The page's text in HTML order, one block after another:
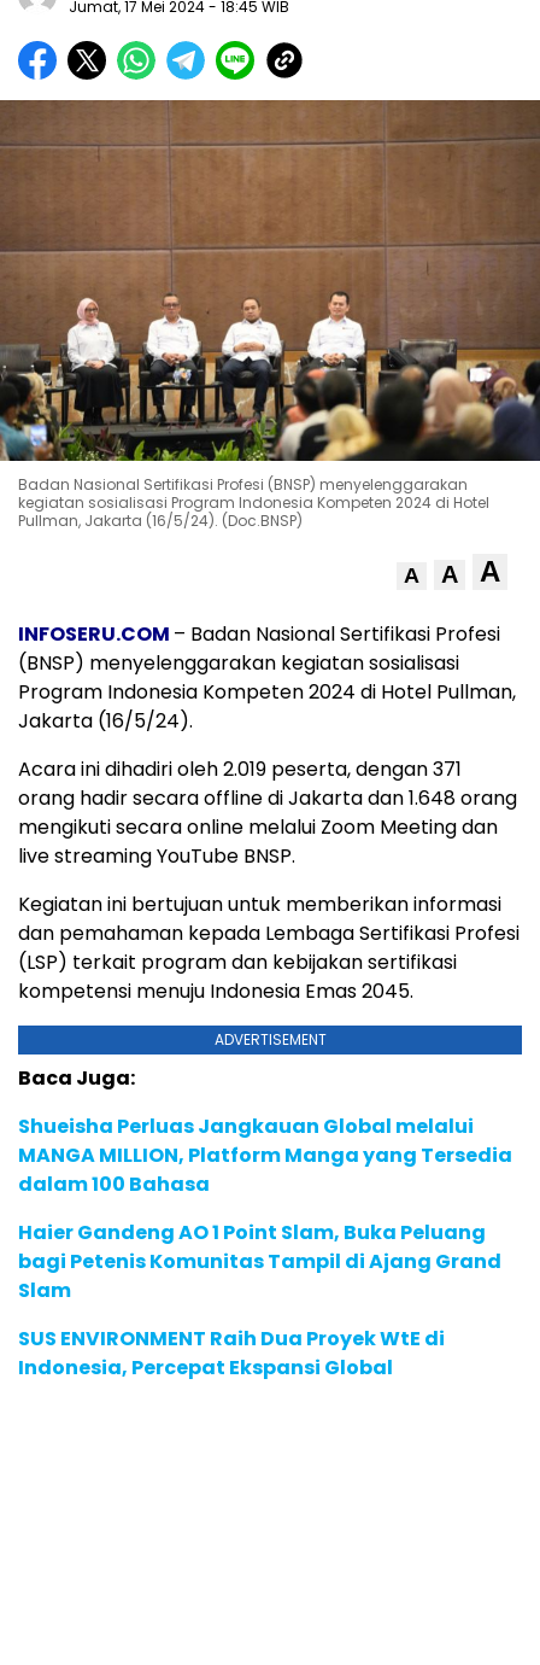
Jumat, 17 Mei 2024- 18:45 WIB
Badan Nasional Sertifikasi Profesi (BNSP) menyelenggarakan
kegiatan sosialisasi Program Indonesia Kompeten 2024 di Hotel
Pullman, Jakarta (16/5/24). (Doc.BNSP)
A A A
INFOSERU.COM – Badan Nasional Sertifikasi Profesi
(BNSP) menyelenggarakan kegiatan sosialisasi
Program Indonesia Kompeten 2024 di Hotel Pullman,
Jakarta (16/5/24).
Acara ini dihadiri oleh 2.019 peserta, dengan 371
orang hadir secara offline di Jakarta dan 1.648 orang
mengikuti secara online melalui Zoom Meeting dan
live streaming YouTube BNSP.
Kegiatan ini bertujuan untuk memberikan informasi
dan pemahaman kepada Lembaga Sertifikasi Profesi
(LSP) terkait program dan kebijakan sertifikasi
kompetensi menuju Indonesia Emas 2045.
ADVERTISEMENT
Baca Juga:
Shueisha Perluas Jangkauan Global melalui
MANGA MILLION, Platform Manga yang Tersedia
dalam 100 Bahasa
Haier Gandeng AO 1 Point Slam, Buka Peluang
bagi Petenis Komunitas Tampil di Ajang Grand
Slam
SUS ENVIRONMENT Raih Dua Proyek WtE di
Indonesia, Percepat Ekspansi Global